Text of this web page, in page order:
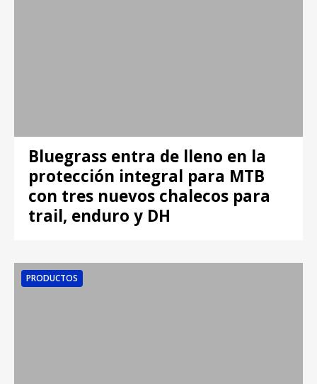
Bluegrass entra de lleno en la
protección integral para MTB
con tres nuevos chalecos para
trail, enduro y DH
PRODUCTOS